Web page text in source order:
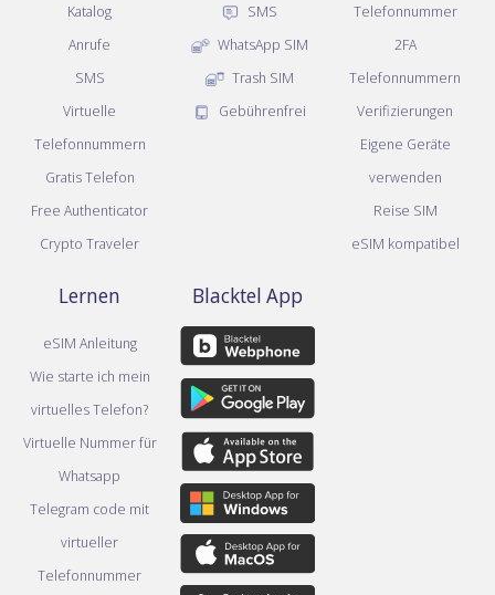
Katalog
Anrufe
SMS
Virtuelle
Telefonnummern
Gratis Telefon
Free Authenticator
Crypto Traveler
SMS
WhatsApp SIM
Trash SIM
Gebührenfrei
Telefonnummer
2FA
Telefonnummern
Verifizierungen
Eigene Geräte
verwenden
Reise SIM
eSIM kompatibel
Lernen
eSIM Anleitung
Wie starte ich mein
virtuelles Telefon?
Virtuelle Nummer für
Whatsapp
Telegram code mit
virtueller
Telefonnummer
Blacktel App